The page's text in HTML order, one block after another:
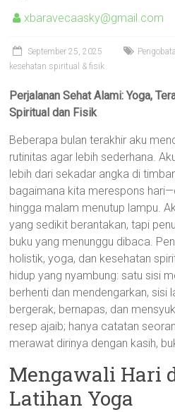
xbaravecaasky@gmail.com
September 25, 2025
kesehatan spiritual & fisik
Perjalanan Sehat Alami: Yoga,
Spiritual dan Fisik
Beberapa bulan terakhir aku
rutinitas agar lebih sederhana.
lebih dari sekadar angka di
bagaimana kita merespons
hingga malam menutup lampu.
yang sedikit berantakan, tapi
buku yang menunggu dibaca.
holistik, yoga, dan kesehatan
hidup yang nyambung: satu sisi
berhenti dan mendengarkan, sisi
bergerak, bernapas, dan
resep ajaib; hanya catatan
merawat dirinya dengan kasih,
Mengawali Hari
Latihan Yoga